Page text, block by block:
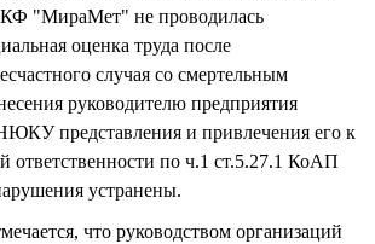
"МираМет" не проводилась
оценка труда после
случая со смертельным
руководителю предприятия
представления и привлечения его к
ответственности по ч.1 ст.5.27.1 КоАП
устранены.
что руководством организаций